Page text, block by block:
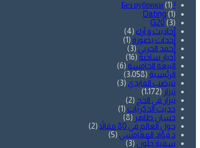
! Без рубрики
(1)
Dating (1)
G20 (3)
أحاديث و آراء (4)
أحداث بصورة (1)
أحمد الحربي (3)
أخبار ساخنة (16)
البيعة الخامسة (6)
الرئيسية (3٬058)
تنيضب الفايدي (3)
تيزار (1٬172)
تيزار في الحج (2)
حديث الذكريات (1)
حسان طاهر (8)
حول العالم في 80 مقالاً
(2)
د.فؤاد المغامسي (5)
سمية جلّون (3)